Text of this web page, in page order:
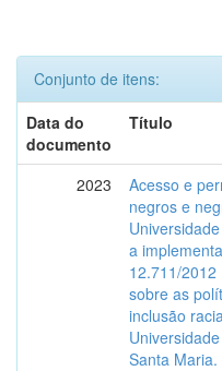
Conjunto de itens:
Data do
documento
Título
2023
Acesso e
negros e
a
12.711/2012
sobre as
inclusão
Santa Maria.